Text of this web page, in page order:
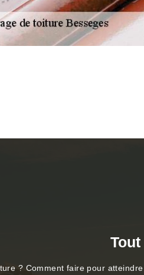
? Comment faire pour